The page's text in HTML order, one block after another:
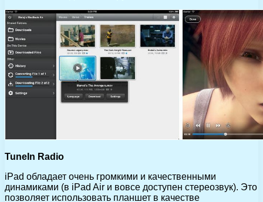
TuneIn Radio
iPad обладает очень громкими и качественными
динамиками (в iPad Air и вовсе доступен стереозвук). Это
позволяет использовать планшет в качестве